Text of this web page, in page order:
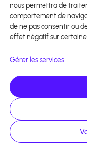
nous permettra de
comportement de
de ne pas consentir ou
effet négatif sur
Gérer les services
Copyright